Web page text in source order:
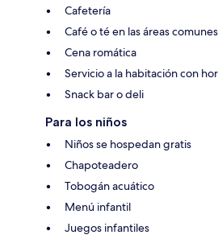
Cafetería
Café o té en las áreas comunes
Cena romática
Servicio a la habitación con
Snack bar o deli
Para los niños
Niños se hospedan gratis
Chapoteadero
Tobogán acuático
Menú infantil
Juegos infantiles